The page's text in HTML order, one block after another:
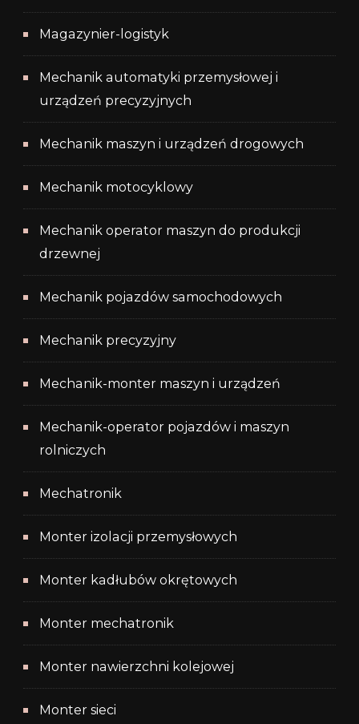
Magazynier-logistyk
Mechanik automatyki przemysłowej i
urządzeń precyzyjnych
Mechanik maszyn i urządzeń drogowych
Mechanik motocyklowy
Mechanik operator maszyn do produkcji
drzewnej
Mechanik pojazdów samochodowych
Mechanik precyzyjny
Mechanik-monter maszyn i urządzeń
Mechanik-operator pojazdów i maszyn
rolniczych
Mechatronik
Monter izolacji przemysłowych
Monter kadłubów okrętowych
Monter mechatronik
Monter nawierzchni kolejowej
Monter sieci